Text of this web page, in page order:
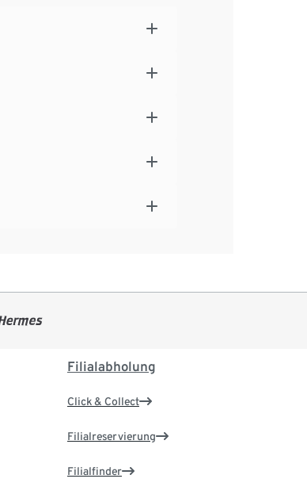
Filialabholung
Click & Collect
Filialreservierung
Filialfinder